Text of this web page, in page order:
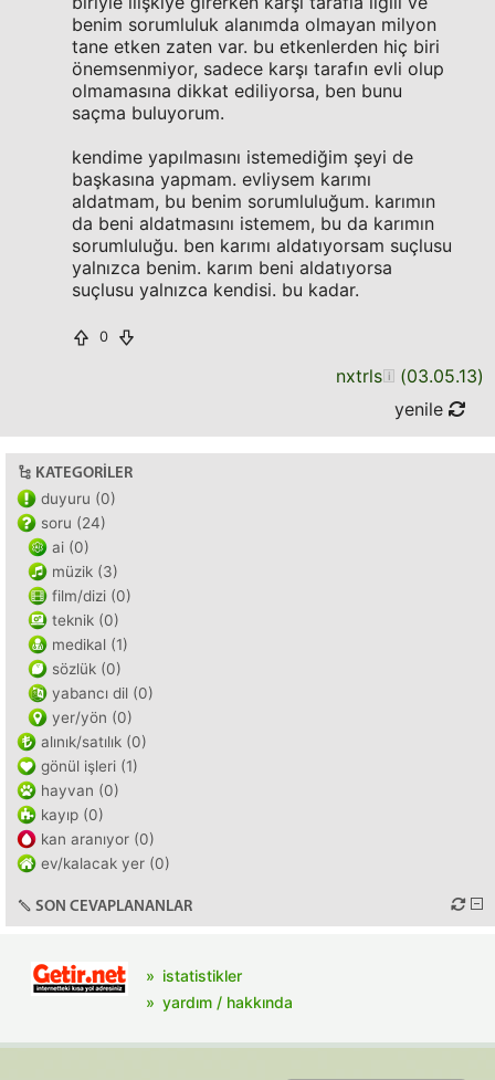
benim sorumluluk alanımda olmayan milyon
tane etken zaten var. bu etkenlerden hiç biri
önemsenmiyor, sadece karşı tarafın evli olup
olmamasına dikkat ediliyorsa, ben bunu
saçma buluyorum.
kendime yapılmasını istemediğim şeyi de
başkasına yapmam. evliysem karımı
aldatmam, bu benim sorumluluğum. karımın
da beni aldatmasını istemem, bu da karımın
sorumluluğu. ben karımı aldatıyorsam suçlusu
yalnızca benim. karım beni aldatıyorsa
suçlusu yalnızca kendisi. bu kadar.
0
nxtrls (03.05.13)
yenile
KATEGORILER
duyuru (0)
soru (24)
ai (0)
müzik (3)
film/dizi (0)
teknik (0)
medikal (1)
sözlük (0)
yabancı dil (0)
yer/yön (0)
alınık/satılık (0)
gönül işleri (1)
hayvan (0)
kayıp (0)
kan aranıyor (0)
ev/kalacak yer (0)
SON CEVAPLANANLAR
istatistikler
yardım / hakkında